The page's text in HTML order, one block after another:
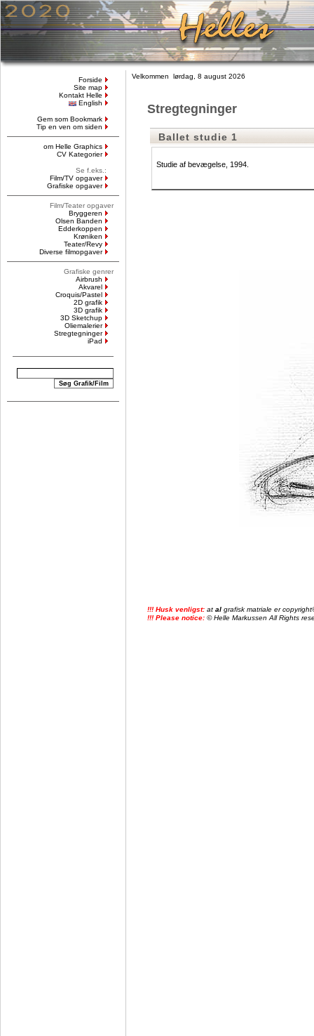
Forside
Site map
Kontakt Helle
English
Gem som Bookmark
Tip en ven om siden
om Helle Graphics
CV Kategorier
Se f.eks.:
Film/TV opgaver
Grafiske opgaver
Film/Teater opgaver
Bryggeren
Olsen Banden
Edderkoppen
Krøniken
Teater/Revy
Diverse filmopgaver
Grafiske genrer
Airbrush
Akvarel
Croquis/Pastel
2D grafik
3D grafik
3D Sketchup
Oliemalerier
Stregtegninger
iPad
Velkommen lørdag, 8 august 2026
Stregtegninger
Ballet studie 1
Studie af bevægelse, 1994.
!!! Husk venligst: at al grafisk matriale er
!!! Please notice: © Helle Markussen All Rights